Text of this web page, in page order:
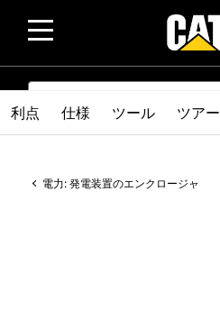
SEARCH
電力: 発電装置のエンクロージャ
利点 仕様 ツール ツアー